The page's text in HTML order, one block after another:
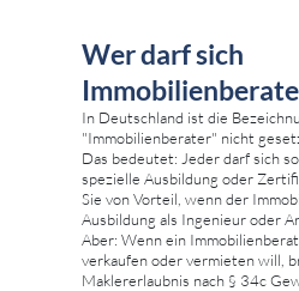
Wer darf sich
In Deutschland ist die
"Immobilienberater" nicht
Das bedeutet: Jeder darf sich
spezielle Ausbildung oder
Sie von Vorteil, wenn der
Ausbildung als Ingenieur oder
Aber: Wenn ein
verkaufen oder vermieten will,
Maklererlaubnis nach § 34c